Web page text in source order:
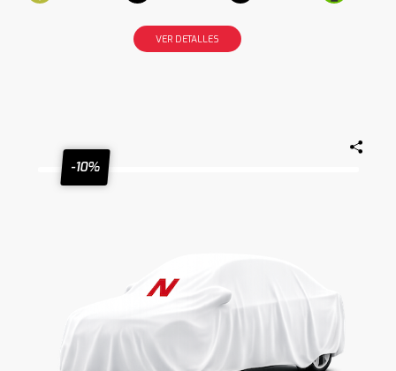
VER DETALLES
-10%